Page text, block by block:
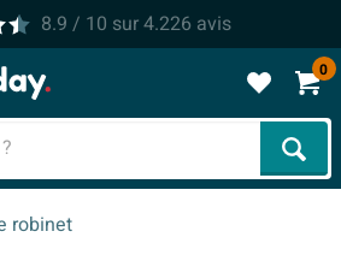
8.9 / 10 sur4.226 avis
0
robinet